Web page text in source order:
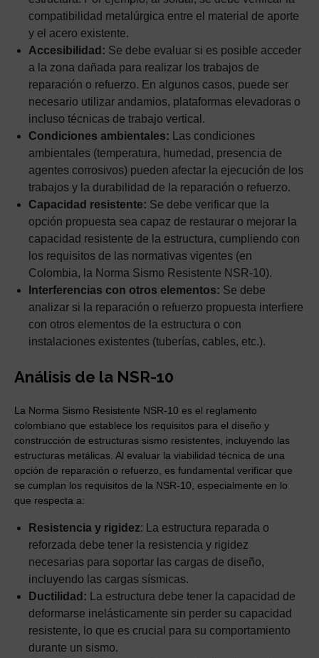
compatibilidad metalúrgica entre el material de aporte
y el acero existente.
Accesibilidad: Se debe evaluar si es posible acceder
a la zona dañada para realizar los trabajos de
reparación o refuerzo. En algunos casos, puede ser
necesario utilizar andamios, plataformas elevadoras o
incluso técnicas de trabajo vertical.
Condiciones ambientales: Las condiciones
ambientales (temperatura, humedad, presencia de
agentes corrosivos) pueden afectar la ejecución de los
trabajos y la durabilidad de la reparación o refuerzo.
Capacidad resistente: Se debe verificar que la
opción propuesta sea capaz de restaurar o mejorar la
capacidad resistente de la estructura, cumpliendo con
los requisitos de las normativas vigentes (en
Colombia, la Norma Sismo Resistente NSR-10).
Interferencias con otros elementos: Se debe
analizar si la reparación o refuerzo propuesta interfiere
con otros elementos de la estructura o con
instalaciones existentes (tuberías, cables, etc.).
Análisis de la NSR-10
La Norma Sismo Resistente NSR-10 es el reglamento
colombiano que establece los requisitos para el diseño y
construcción de estructuras sismo resistentes, incluyendo las
estructuras metálicas. Al evaluar la viabilidad técnica de una
opción de reparación o refuerzo, es fundamental verificar que
se cumplan los requisitos de la NSR-10, especialmente en lo
que respecta a:
Resistencia y rigidez: La estructura reparada o
reforzada debe tener la resistencia y rigidez
necesarias para soportar las cargas de diseño,
incluyendo las cargas sísmicas.
Ductilidad: La estructura debe tener la capacidad de
deformarse inelásticamente sin perder su capacidad
resistente, lo que es crucial para su comportamiento
durante un sismo.